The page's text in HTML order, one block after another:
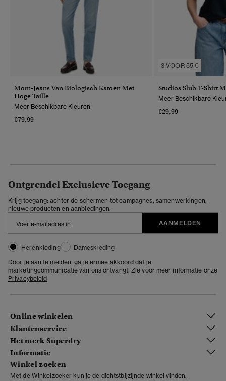
Mom-Jeans Van Biologisch Katoen Met
Hoge Taille
Meer Beschikbare Kleuren
€79,99
3 VOOR 55 €
Studios Slub T-Shirt
Meer Beschikbare
€29,99
Ontgrendel Exclusieve Toegang
Krijg toegang: achter de schermen tot campagnes, samenwerkingen,
nieuwe producten en aanbiedingen.
AANMELDEN
Herenkleding
Dameskleding
Door je aan te melden, ga je ermee akkoord dat je
marketingcommunicatie van ons ontvangt. Zie voor meer informatie onze
Privacybeleid
Online winkelen
Klantenservice
Het merk Superdry
Informatie
Winkel zoeken
Met de Winkelzoeker kun je de dichtstbijzijnde winkel vinden.